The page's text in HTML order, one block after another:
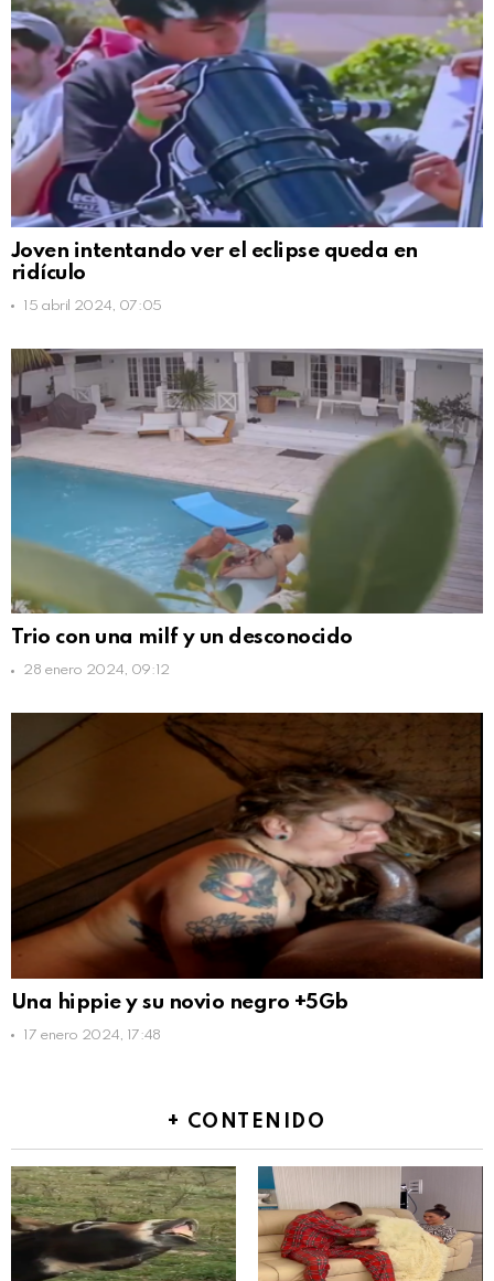
Joven intentando ver el eclipse queda en
ridículo
15 abril 2024, 07:05
Trio con una milf y un desconocido
28 enero 2024, 09:12
Una hippie y su novio negro +5Gb
17 enero 2024, 17:48
+ CONTENIDO